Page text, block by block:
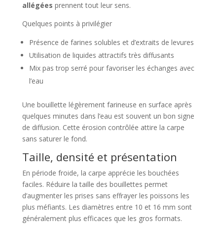
allégées prennent tout leur sens.
Quelques points à privilégier
Présence de farines solubles et d’extraits de levures
Utilisation de liquides attractifs très diffusants
Mix pas trop serré pour favoriser les échanges avec
l’eau
Une bouillette légèrement farineuse en surface après
quelques minutes dans l’eau est souvent un bon signe
de diffusion. Cette érosion contrôlée attire la carpe
sans saturer le fond.
Taille, densité et présentation
En période froide, la carpe apprécie les bouchées
faciles. Réduire la taille des bouillettes permet
d’augmenter les prises sans effrayer les poissons les
plus méfiants. Les diamètres entre 10 et 16 mm sont
généralement plus efficaces que les gros formats.